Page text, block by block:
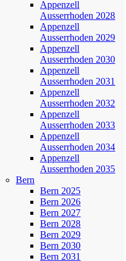
Appenzell
Ausserrhoden 2028
Appenzell
Ausserrhoden 2029
Appenzell
Ausserrhoden 2030
Appenzell
Ausserrhoden 2031
Appenzell
Ausserrhoden 2032
Appenzell
Ausserrhoden 2033
Appenzell
Ausserrhoden 2034
Appenzell
Ausserrhoden 2035
Bern
Bern 2025
Bern 2026
Bern 2027
Bern 2028
Bern 2029
Bern 2030
Bern 2031